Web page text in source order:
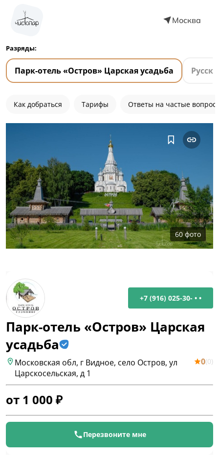
Москва
Разряды:
Парк-отель «Остров» Царская усадьба
Как добраться Тарифы Ответы на частые
60фото
+7 (916) 025-30- • •
Парк-отель «Остров» Царская
усадьба
Московская обл, г Видное, село Остров, ул
Царскосельская, д 1
0(0)
от 1 000 ₽
Перезвоните мне